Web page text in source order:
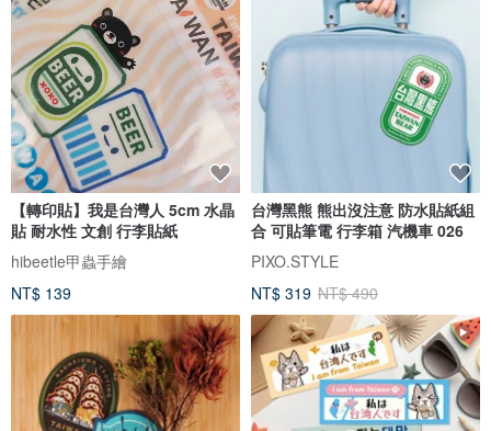
【轉印貼】我是台灣人 5cm 水晶
貼 耐水性 文創 行李貼紙
hibeetle甲蟲手繪
NT$ 139
台灣黑熊 熊出沒注意 防水貼紙組
合 可貼筆電 行李箱 汽機車 026
PIXO.STYLE
NT$ 319 NT$ 490